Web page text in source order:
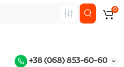
+38 (068) 853-60-60
0